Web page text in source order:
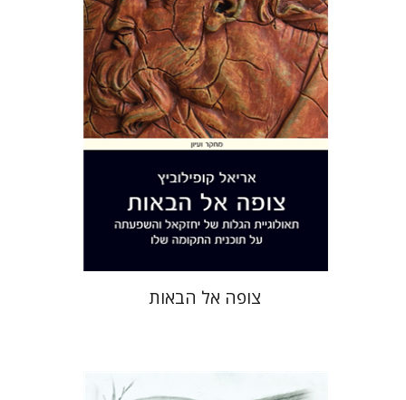
הנחת אתר ספר מודפס
$46
$41
צופה אל הבאות